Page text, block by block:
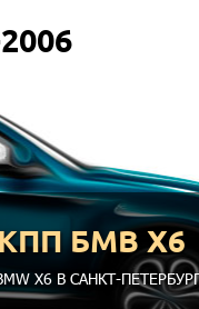
БМВ Х6
X6 В САНКТ-